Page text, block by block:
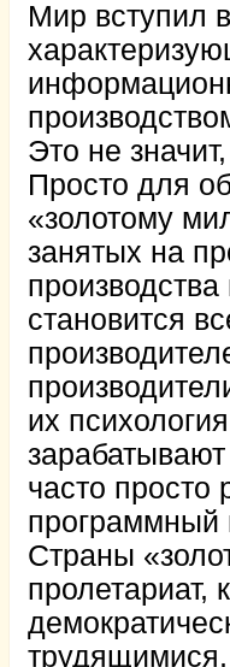
Мир вступил
Это не
Просто для
«золотому
занятых на
становится
их
часто просто
программный
Страны
пролетариат,